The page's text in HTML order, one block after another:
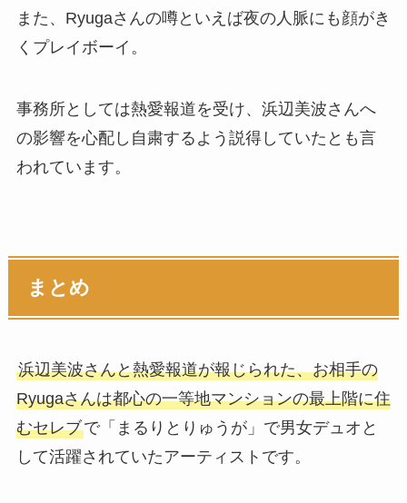
また、Ryugaさんの噂といえば夜の人脈にも顔がき
くプレイボーイ。
事務所としては熱愛報道を受け、浜辺美波さんへ
の影響を心配し自粛するよう説得していたとも言
われています。
まとめ
浜辺美波さんと熱愛報道が報じられた、お相手の
Ryugaさんは都心の一等地マンションの最上階に住
むセレブで「まるりとりゅうが」で男女デュオと
して活躍されていたアーティストです。